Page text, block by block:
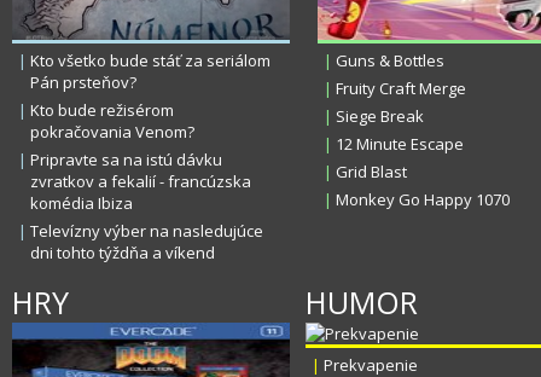
KATY PERRY - UNCOND... KRISTÍNA - SI PRE M...
| Kto všetko bude stáť za seriálom
Pán prsteňov?
| Kto bude režisérom
pokračovania Venom?
| Pripravte sa na istú dávku
zvratkov a fekalií - francúzska
komédia Ibiza
| Televízny výber na nasledujúce
dni tohto týždňa a víkend
| Guns & Bottles
| Fruity Craft Merge
| Siege Break
| 12 Minute Escape
| Grid Blast
| Monkey Go Happy 1070
HRY HUMOR
| Prekvapenie